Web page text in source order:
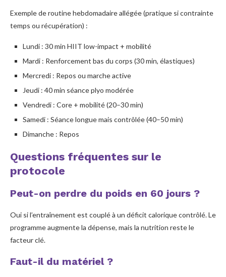
Exemple de routine hebdomadaire allégée (pratique si contrainte
temps ou récupération) :
Lundi : 30 min HIIT low-impact + mobilité
Mardi : Renforcement bas du corps (30 min, élastiques)
Mercredi : Repos ou marche active
Jeudi : 40 min séance plyo modérée
Vendredi : Core + mobilité (20–30 min)
Samedi : Séance longue mais contrôlée (40–50 min)
Dimanche : Repos
Questions fréquentes sur le
protocole
Peut-on perdre du poids en 60 jours ?
Oui si l’entraînement est couplé à un déficit calorique contrôlé. Le
programme augmente la dépense, mais la nutrition reste le
facteur clé.
Faut-il du matériel ?